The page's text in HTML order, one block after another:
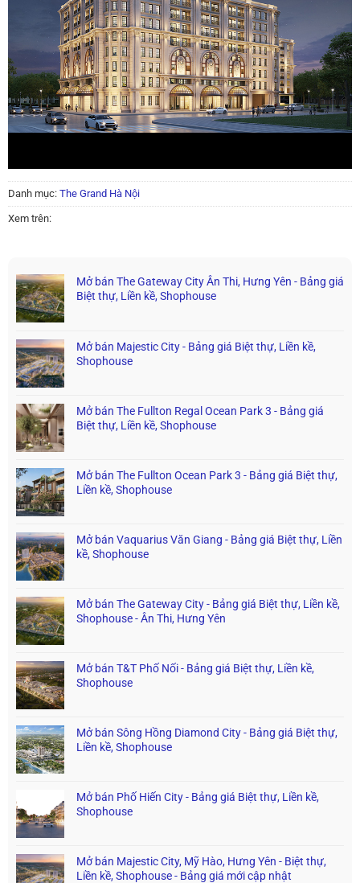
Danh mục: The Grand Hà Nội
Xem trên:
Mở bán The Gateway City Ân Thi, Hưng Yên - Bảng giá
Biệt thự, Liền kề, Shophouse
Mở bán Majestic City - Bảng giá Biệt thự, Liền kề,
Shophouse
Mở bán The Fullton Regal Ocean Park 3 - Bảng giá
Biệt thự, Liền kề, Shophouse
Mở bán The Fullton Ocean Park 3 - Bảng giá Biệt thự,
Liền kề, Shophouse
Mở bán Vaquarius Văn Giang - Bảng giá Biệt thự, Liền
kề, Shophouse
Mở bán The Gateway City - Bảng giá Biệt thự, Liền kề,
Shophouse - Ân Thi, Hưng Yên
Mở bán T&T Phố Nối - Bảng giá Biệt thự, Liền kề,
Shophouse
Mở bán Sông Hồng Diamond City - Bảng giá Biệt thự,
Liền kề, Shophouse
Mở bán Phố Hiến City - Bảng giá Biệt thự, Liền kề,
Shophouse
Mở bán Majestic City, Mỹ Hào, Hưng Yên - Biệt thự,
Liền kề, Shophouse - Bảng giá mới cập nhật